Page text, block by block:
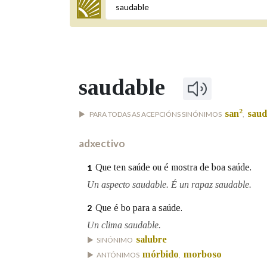
Termo a buscar
BUSCAR NOS LEMAS
Comeza por
Remata por
Contén
saudable
PARA TODAS AS ACEPCIÓNS SINÓNIMOS san2,
adxectivo
1 Que ten saúde ou é mostra de boa saúde.
Un aspecto saudable. É un rapaz saudable.
2 Que é bo para a saúde.
Un clima saudable.
SINÓNIMO salubre
ANTÓNIMOS mórbido morboso